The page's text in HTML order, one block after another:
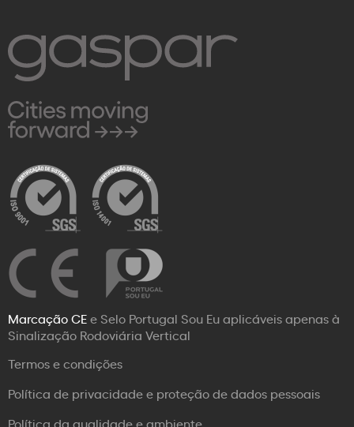
Marcação CEe Selo Portugal Sou Eu aplicáveis apenas à
Sinalização Rodoviária Vertical
Termos e condições
Política de privacidade e proteção de dados pessoais
Política da qualidade e ambiente